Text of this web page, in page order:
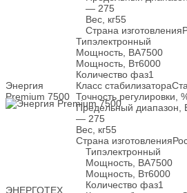
— 275
Вес, кг55
Страна изготовления
Энергия
Premium 7500
Типэлектронный
Мощность, ВА7500
Мощность, Вт6000
Количество фаз1
Класс стабилизатора
Точность регулировки,
Предельный диапазон,
— 275
Вес, кг55
Страна изготовления
ЭНЕРГОТЕХ
Типэлектронный
Мощность, ВА7500
Мощность, Вт6000
Количество фаз1